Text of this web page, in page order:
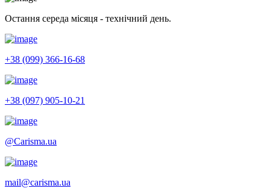
Остання середа місяця - технічний день.
+38 (099) 366-16-68
+38 (097) 905-10-21
@Carisma.ua
mail@carisma.ua